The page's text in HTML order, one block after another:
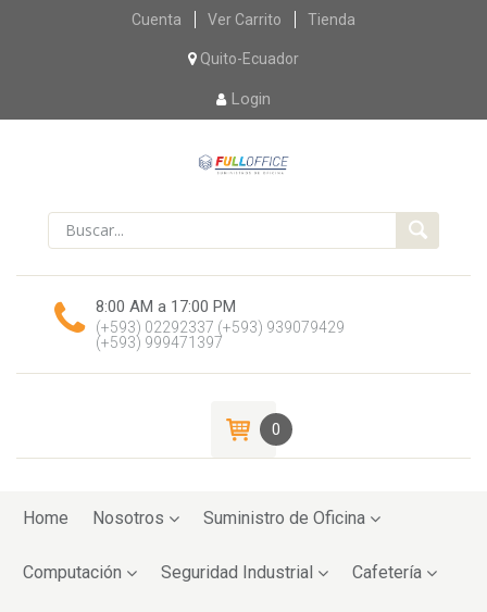
Skip
content
Cuenta Ver Carrito Tienda
Quito-Ecuador
Login
8:00 AM a 17:00 PM
(+593) 02292337 (+593) 939079429
(+593) 999471397
0
toHome Nosotros Suministro de Oficina
Computación Seguridad Industrial Cafetería